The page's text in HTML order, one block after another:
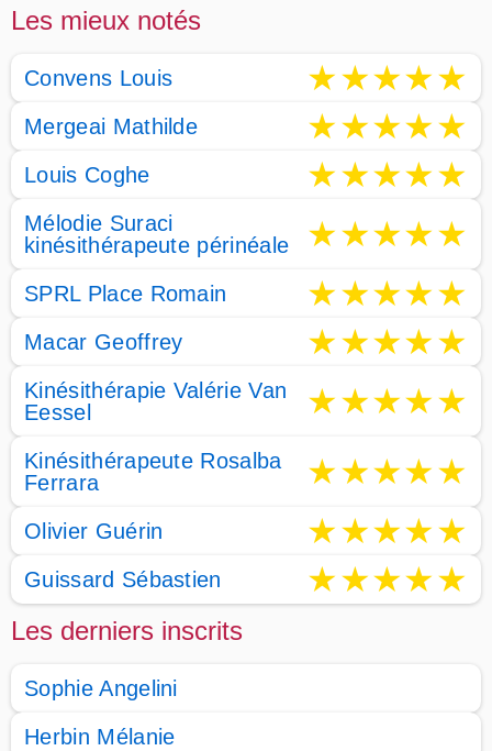
Les mieux notés
Convens Louis ★★★★★
Mergeai Mathilde ★★★★★
Louis Coghe ★★★★★
Mélodie Suraci
kinésithérapeute périnéale
★★★★★
SPRL Place Romain ★★★★★
Macar Geoffrey ★★★★★
Kinésithérapie Valérie Van
Eessel
★★★★★
Kinésithérapeute Rosalba
Ferrara
★★★★★
Olivier Guérin ★★★★★
Guissard Sébastien ★★★★★
Les derniers inscrits
Sophie Angelini
Herbin Mélanie